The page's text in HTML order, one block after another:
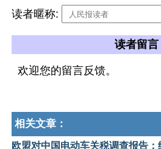
读者暱称:
读者留言
欢迎您的留言反馈。
相关文章：
欧盟对中国电动车关税调查报告：